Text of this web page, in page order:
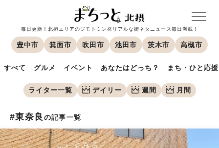
毎日更新！北摂エリアのジモトミン発リアルな街ネタニュース毎日満載！
豊中市 箕面市 吹田市 池田市 茨木市 高槻市
すべて グルメ イベント あなたはどっち？ まち・ひと応援
ライター一覧 デイリー 週間 月間
#東奈良 の記事一覧